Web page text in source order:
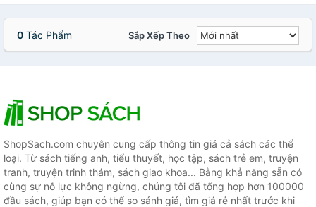
0 Tác Phẩm Sắp Xếp Theo
ShopSach.com chuyên cung cấp thông tin giá cả sách các thể
loại. Từ sách tiếng anh, tiểu thuyết, học tập, sách trẻ em, truyện
tranh, truyện trinh thám, sách giao khoa... Bằng khả năng sẵn có
cùng sự nỗ lực không ngừng, chúng tôi đã tổng hợp hơn 100000
đầu sách, giúp bạn có thể so sánh giá, tìm giá rẻ nhất trước khi